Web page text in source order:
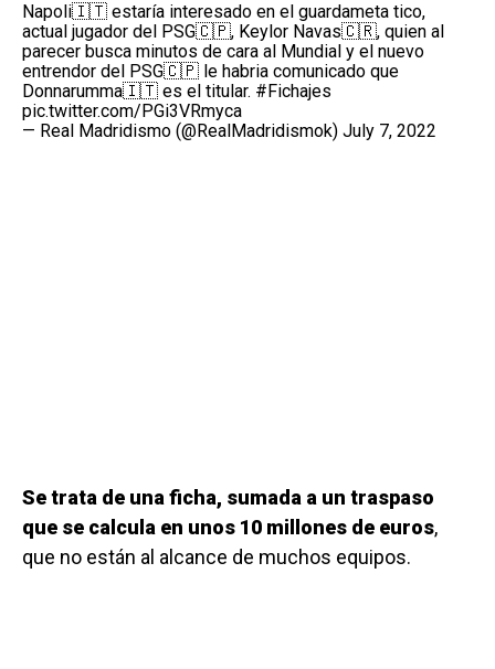
Napoli🇮🇹 estaría interesado en el guardameta tico,
actual jugador del PSG🇨🇵, Keylor Navas🇨🇷, quien al
parecer busca minutos de cara al Mundial y el nuevo
entrendor del PSG🇨🇵 le habria comunicado que
Donnarumma🇮🇹 es el titular. #Fichajes
pic.twitter.com/PGi3VRmyca
— Real Madridismo (@RealMadridismok) July 7, 2022
Se trata de una ficha, sumada a un traspaso
que se calcula en unos 10 millones de euros,
que no están al alcance de muchos equipos.